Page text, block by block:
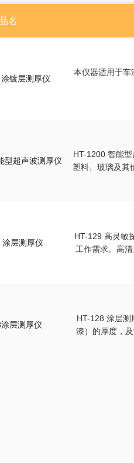
名
镀层测厚仪
本仪器适用于车
型超声波测厚仪
HT-1200 智能
塑料、玻璃及其
涂层测厚仪
HT-129 高灵敏
工作需求。高
层测厚仪
HT-128 涂层测
漆）的厚度，